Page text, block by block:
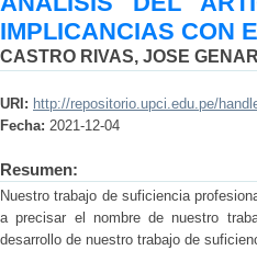
IMPLICANCIAS CON
CASTRO RIVAS, JOSE
URI: http://repositorio.upci.edu.pe/
Fecha: 2021-12-04
Resumen:
Nuestro trabajo de suficiencia
a precisar el nombre de nuestro
desarrollo de nuestro trabajo de